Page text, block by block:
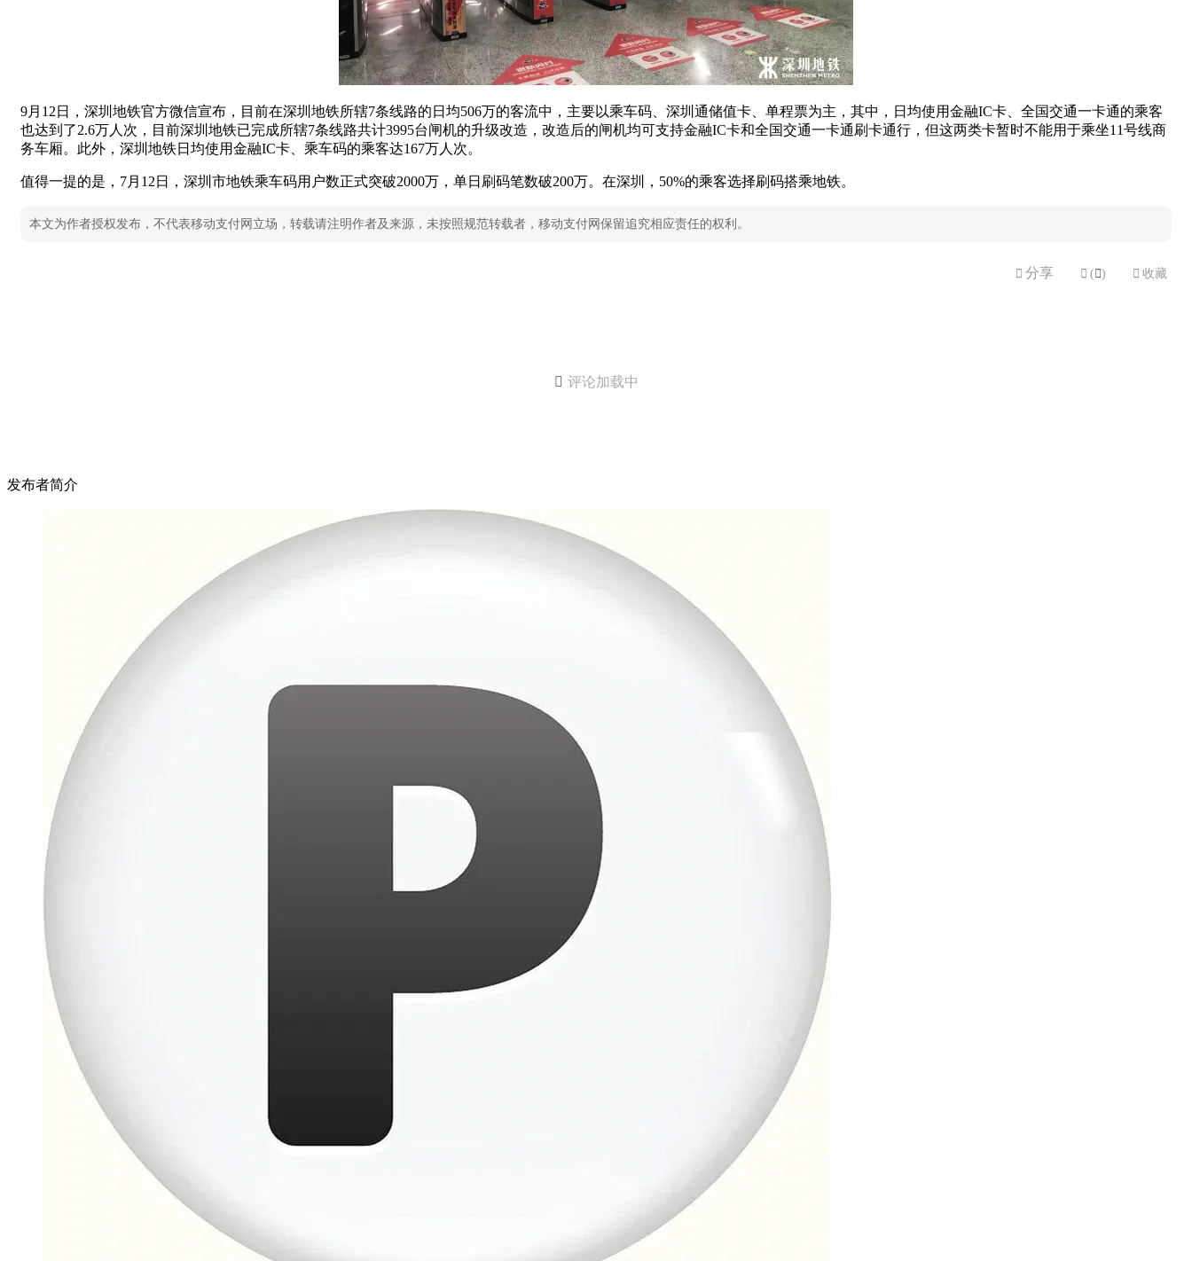
9月12日，深圳地铁官方微信宣布，目前在深圳地铁所辖7条线路的日均506万的客流中，主要以乘车码、深圳通储值卡、单程票为主，其中，日均使用金融IC卡、全国交通一卡通的乘客
也达到了2.6万人次，目前深圳地铁已完成所辖7条线路共计3995台闸机的升级改造，改造后的闸机均可支持金融IC卡和全国交通一卡通刷卡通行，但这两类卡暂时不能用于乘坐11号线商
务车厢。此外，深圳地铁日均使用金融IC卡、乘车码的乘客达167万人次。
值得一提的是，7月12日，深圳市地铁乘车码用户数正式突破2000万，单日刷码笔数破200万。在深圳，50%的乘客选择刷码搭乘地铁。
本文为作者授权发布，不代表移动支付网立场，转载请注明作者及来源，未按照规范转载者，移动支付网保留追究相应责任的权利。
 分享  ( )  收藏
 评论加载中
发布者简介